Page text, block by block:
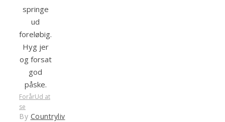
springe
ud
foreløbig.
Hyg jer
og forsat
god
påske.
ForårUd at
se
By Countryliv